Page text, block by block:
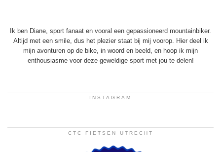
Ik ben Diane, sport fanaat en vooral een gepassioneerd mountainbiker.
Altijd met een smile, dus het plezier staat bij mij voorop. Hier deel ik
mijn avonturen op de bike, in woord en beeld, en hoop ik mijn
enthousiasme voor deze geweldige sport met jou te delen!
INSTAGRAM
CTC FIETSEN UTRECHT